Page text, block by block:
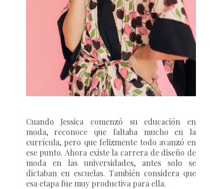
Cuando Jessica comenzó su educación en
moda, reconoce que faltaba mucho en la
currícula, pero que felizmente todo avanzó en
ese punto. Ahora existe la carrera de diseño de
moda en las universidades, antes solo se
dictaban en escuelas. También considera que
esa etapa fue muy productiva para ella.